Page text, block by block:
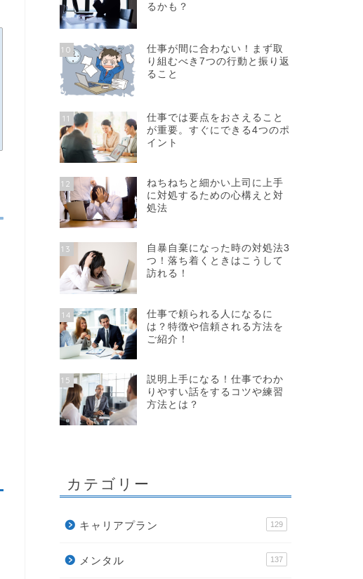
るかも？
10
仕事が間に合わない！まず取
り組むべき7つの行動と振り返
ること
11
仕事では要点をおさえること
が重要。すぐにできる4つのポ
イント
12
ねちねちと細かい上司に上手
に対処するための心構えと対
処法
13
自暴自棄になった時の対処法3
つ！落ち着くときはこうして
訪れる！
14
仕事で頼られる人になるに
は？特徴や信頼される方法を
ご紹介！
15
説明上手になる！仕事でわか
りやすい話をするコツや練習
方法とは？
カテゴリー
キャリアプラン 129
メンタル 137